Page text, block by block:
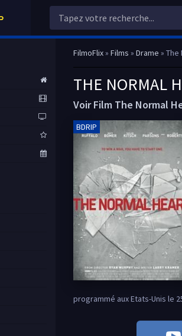
FilmoFlix» Films » Drame »
THE NORMAL
Voir Film The Normal
BDRIP
programmé aux Etats-Unis le